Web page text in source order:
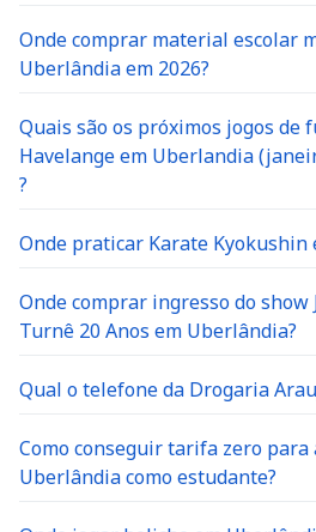
Onde comprar material escolar
Uberlândia em 2026?
Quais são os próximos jogos de
Havelange em Uberlandia
?
Onde praticar Karate Kyokushin
Onde comprar ingresso do show
Turnê 20 Anos em Uberlândia?
Qual o telefone da Drogaria
Como conseguir tarifa zero
Uberlândia como estudante?